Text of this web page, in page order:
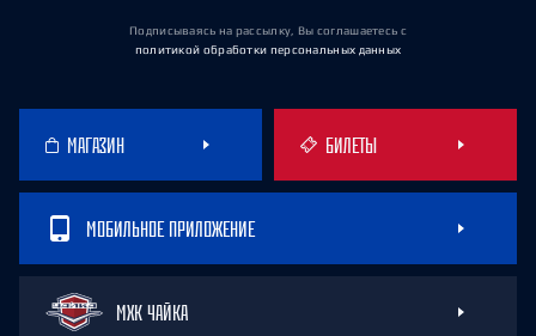
Подписываясь на рассылку, Вы соглашаетесь с
политикой обработки персональных данных
МАГАЗИН БИЛЕТЫ
МОБИЛЬНОЕ ПРИЛОЖЕНИЕ
МХК ЧАЙКА